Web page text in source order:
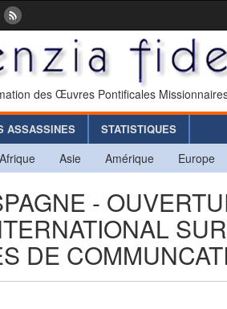
des Œuvres Pontificales
ASSASSINES STATISTIQUES
Afrique Asie Amérique Europe
-
DE